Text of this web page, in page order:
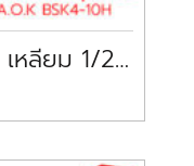
ชุดลูกบล็อกเดือยโผล่ 6 เหลี่ยม 1/2″ 10 ชิ้น A.O.K